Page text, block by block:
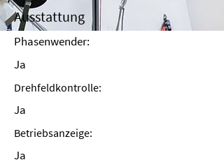
Ausstattung
Phasenwender:
Ja
Drehfeldkontrolle:
Ja
Betriebsanzeige:
Ja